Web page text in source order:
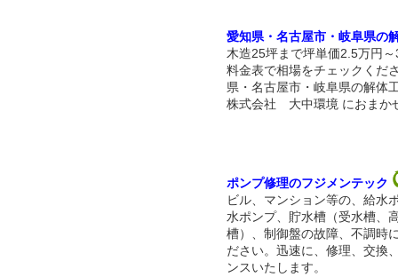
愛知県・名古屋市・岐阜県の
木造25坪まで坪単価2.5万円
料金表で相場をチェックくだ
県・名古屋市・岐阜県の解体
株式会社 大中環境 におまか
ポンプ修理のフジメンテック
ビル、マンション等の、給水
水ポンプ、貯水槽（受水槽、
槽）、制御盤の故障、不調時
ださい。迅速に、修理、交換
ンスいたします。